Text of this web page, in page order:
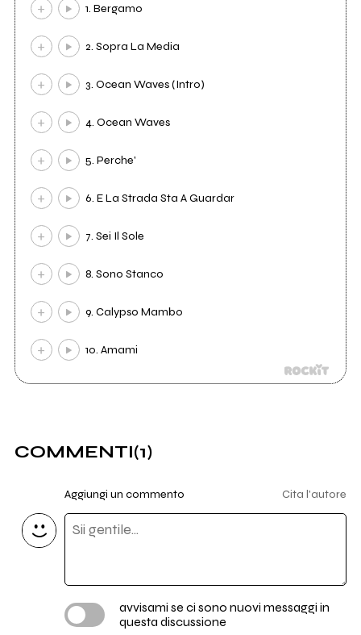
1. Bergamo
2. Sopra La Media
3. Ocean Waves (Intro)
4. Ocean Waves
5. Perche'
6. E La Strada Sta A Guardar
7. Sei Il Sole
8. Sono Stanco
9. Calypso Mambo
10. Amami
COMMENTI(1)
Aggiungi un commento Cita l'autore
avvisami se ci sono nuovi messaggi in
questa discussione